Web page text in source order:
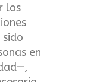
los
en